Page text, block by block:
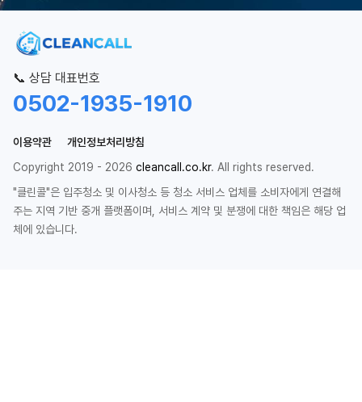
📞 상담 대표번호
0502-1935-1910
이용약관
개인정보처리방침
Copyright 2019 - 2026 cleancall.co.kr. All rights reserved.
"클린콜"은 입주청소 및 이사청소 등 청소 서비스 업체를 소비자에게 연결해
주는 지역 기반 중개 플랫폼이며, 서비스 계약 및 분쟁에 대한 책임은 해당 업
체에 있습니다.